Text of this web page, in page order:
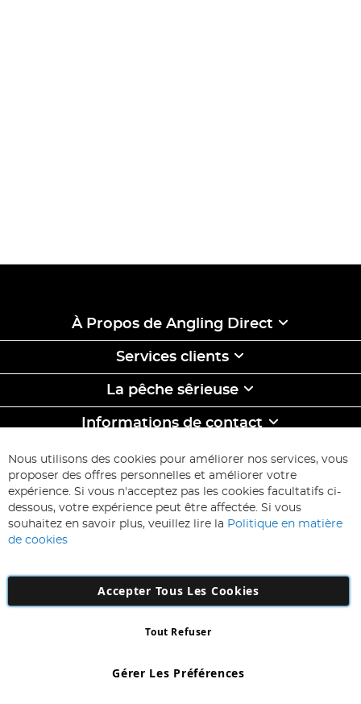
À Propos de Angling Direct
Services clients
La pêche sêrieuse
Informations de contact
ABONNEZ-VOUS & ECONOMISEZ
Inscription
à
d’information
:
Inscription
Number: 863029607
Nous utilisons des cookies pour améliorer nos services, vous
proposer des offres personnelles et améliorer votre
expérience. Si vous n'acceptez pas les cookies facultatifs ci-
dessous, votre expérience peut être affectée. Si vous
souhaitez en savoir plus, veuillez lire la Politique en matière
de cookies
Accepter Tous Les Cookies
Gérer Les Préférences
Tout Refuser